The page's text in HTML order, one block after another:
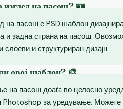
на пасош? 🪪
на пасош е PSD шаблон
и задна страна на пасош.
слоеви и структуриран дизајн.
овој шаблон? 🎨
на пасош доаѓа во целосно
Photoshop за уредување. Можете